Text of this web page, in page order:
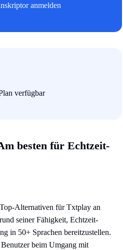
anmelden
verfügbar
besten für Echtzeit-
Alternativen für Txtplay an
seiner Fähigkeit, Echtzeit-
in 50+ Sprachen bereitzustellen.
beim Umgang mit